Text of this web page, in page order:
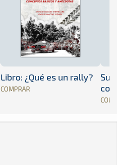
Libro: ¿Qué es un rally?
COMPRAR